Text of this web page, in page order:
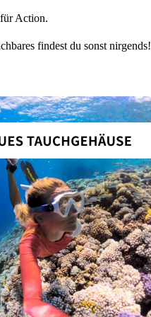
Action.
findest du sonst nirgends!